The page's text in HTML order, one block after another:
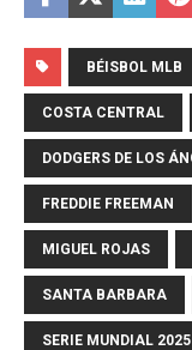
BÉISBOL MLB
COSTA CENTRAL
DODGERS DE LOS
FREDDIE FREEMAN
MIGUEL ROJAS
SANTA BARBARA
SERIE MUNDIAL 2025